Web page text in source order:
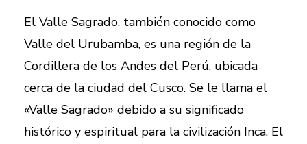
El Valle Sagrado, también conocido como
Valle del Urubamba, es una región de la
Cordillera de los Andes del Perú, ubicada
cerca de la ciudad del Cusco. Se le llama el
«Valle Sagrado» debido a su significado
histórico y espiritual para la civilización Inca. El